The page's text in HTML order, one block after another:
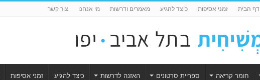
דף הבית זמני אסיפות כיצד להגיע מאמרים ודרשות מי אנחנו צור קשר
חומר קריאה ספריית סרטונים האזנה לדרשות כיצד להגיע זמני אסיפות